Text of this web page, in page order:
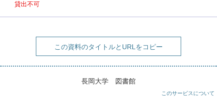
貸出不可
この資料のタイトルとURLをコピー
長岡大学 図書館
このサービスについて